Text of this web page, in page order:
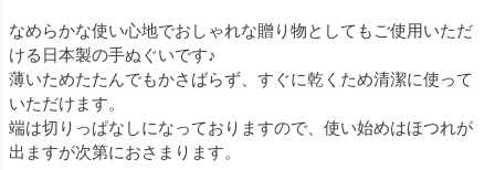
なめらかな使い心地でおしゃれな贈り物としてもご使用いただ
ける日本製の手ぬぐいです♪
薄いためたたんでもかさばらず、すぐに乾くため清潔に使って
いただけます。
端は切りっぱなしになっておりますので、使い始めはほつれが
出ますが次第におさまります。